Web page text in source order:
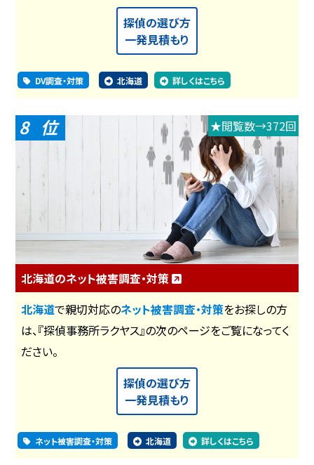
探偵の選び方
一発見積もり
DV調査・対策 北海道 詳しくはこちら
8 ★閲覧数→372回
北海道のネット被害調査・対策
北海道で親切対応のネット被害調査・対策をお探しの方
は、『探偵事務所ラクヤス』の次のページをご覧になってく
ださい。
探偵の選び方
一発見積もり
ネット被害調査・対策 北海道 詳しくはこちら